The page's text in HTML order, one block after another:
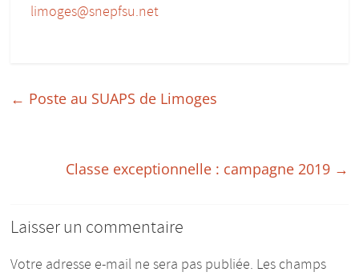
limoges@snepfsu.net
← Poste au SUAPS de Limoges
Classe exceptionnelle : campagne 2019 →
Laisser un commentaire
Votre adresse e-mail ne sera pas publiée. Les champs